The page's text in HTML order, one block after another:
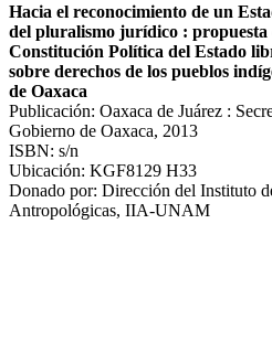
Hacia el reconocimiento de un
del pluralismo jurídico :
Constitución Política del Estado
sobre derechos de los pueblos
de Oaxaca
Publicación: Oaxaca de Juárez :
Gobierno de Oaxaca, 2013
ISBN: s/n
Ubicación: KGF8129 H33
Donado por: Dirección del Instituto
Antropológicas, IIA-UNAM